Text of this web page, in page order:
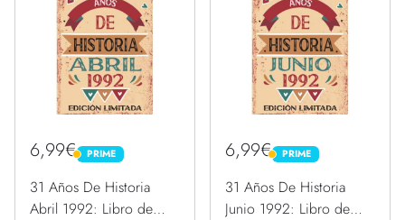
6,99€ PRIME
PRIME
31 Años De Historia
Abril 1992: Libro de
6,99€ PRIME
PRIME
31 Años De Historia
Junio 1992: Libro de